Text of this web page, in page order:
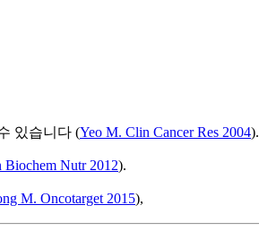
있습니다 (Yeo M. Clin Cancer Res 2004).
Biochem Nutr 2012).
M. Oncotarget 2015),